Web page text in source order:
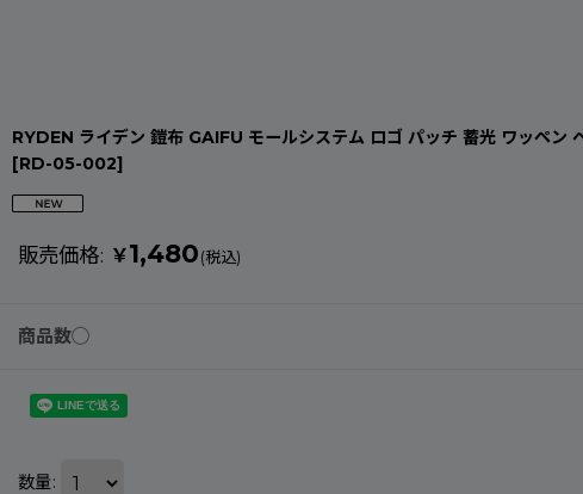
RYDEN ライデン 鎧布 GAIFU モールシステム ロゴ パッチ 蓄光 ワッペ
[RD-05-002]
販売価格: ￥1,480(税込)
商品数◯
数量: